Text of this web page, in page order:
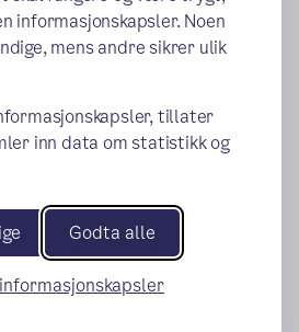
informasjonskapsler. Noen
mens andre sikrer ulik
tillater
inn data om statistikk og
Godta alle
for bedre
kan hjelpe elever
i yrkesfag.
av lærerne Hanne-